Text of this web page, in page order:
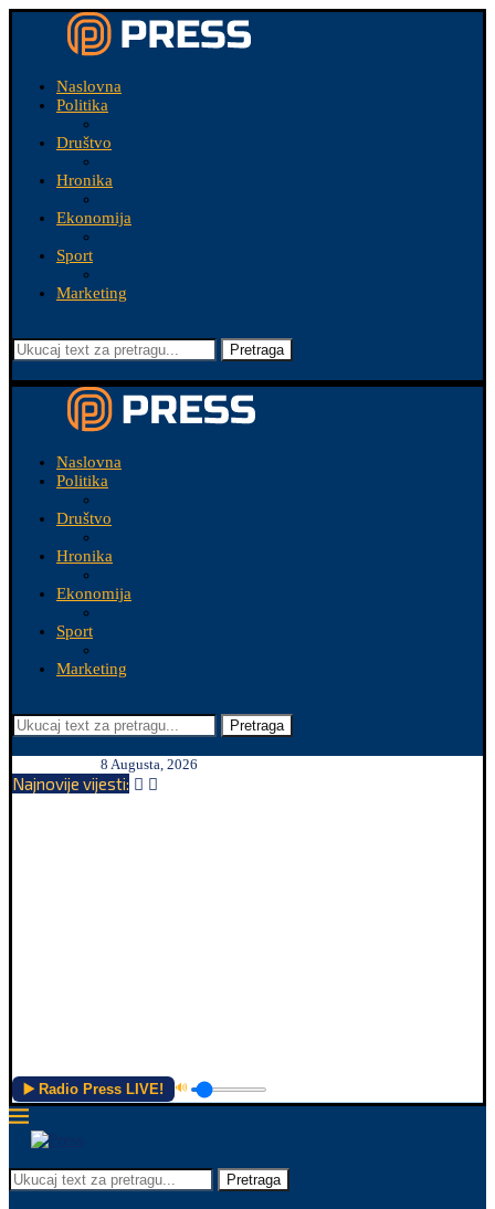
Naslovna
Politika
Društvo
Hronika
Ekonomija
Sport
Marketing
Pretraga
Naslovna
Politika
Društvo
Hronika
Ekonomija
Sport
Marketing
Pretraga
8 Augusta, 2026
Najnovije vijesti:
▶️ Radio Press LIVE! 🔊
Pretraga